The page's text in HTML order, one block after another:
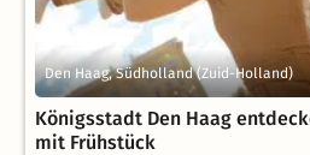
Den Haag, Südholland (Zuid-Holland)
Königsstadt Den Haag
mit Frühstück